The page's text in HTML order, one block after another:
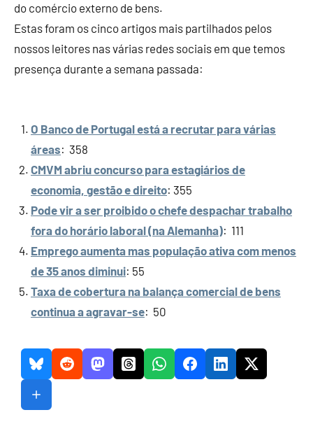
do comércio externo de bens.
Estas foram os cinco artigos mais partilhados pelos
nossos leitores nas várias redes sociais em que temos
presença durante a semana passada:
O Banco de Portugal está a recrutar para várias
áreas: 358
CMVM abriu concurso para estagiários de
economia, gestão e direito: 355
Pode vir a ser proibido o chefe despachar trabalho
fora do horário laboral (na Alemanha): 111
Emprego aumenta mas população ativa com menos
de 35 anos diminui: 55
Taxa de cobertura na balança comercial de bens
continua a agravar-se: 50